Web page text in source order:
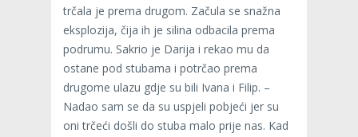
trčala je prema drugom. Začula se snažna
eksplozija, čija ih je silina odbacila prema
podrumu. Sakrio je Darija i rekao mu da
ostane pod stubama i potrčao prema
drugome ulazu gdje su bili Ivana i Filip. –
Nadao sam se da su uspjeli pobjeći jer su
oni trčeći došli do stuba malo prije nas. Kad